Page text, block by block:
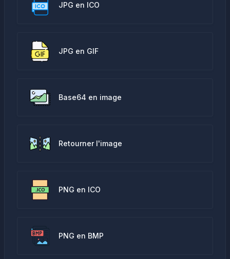
JPG en ICO
JPG en GIF
Base64 en image
Retourner l'image
PNG en ICO
PNG en BMP